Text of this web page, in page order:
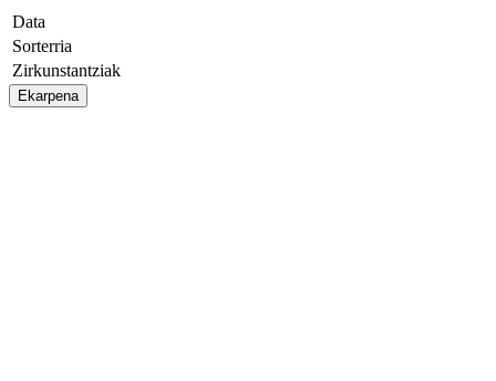
Data
Sorterria
Zirkunstantziak